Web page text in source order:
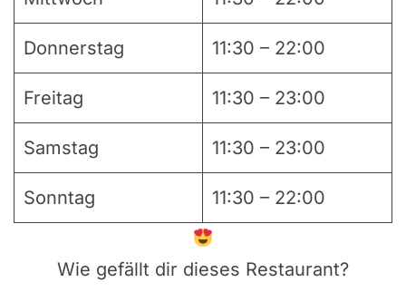
Donnerstag 11:30 – 22:00
Freitag 11:30 – 23:00
Samstag 11:30 – 23:00
Sonntag 11:30 – 22:00
Wie gefällt dir dieses Restaurant?